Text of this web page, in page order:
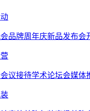
品牌周年庆新品发布会
会议接待学术论坛会媒体